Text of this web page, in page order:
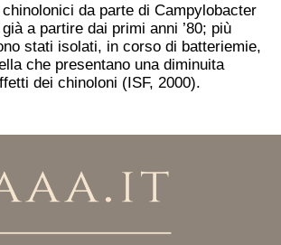
da parte di Campylobacter
a partire dai primi anni ’80; più
stati isolati, in corso di batteriemie,
che presentano una diminuita
dei chinoloni (ISF, 2000).